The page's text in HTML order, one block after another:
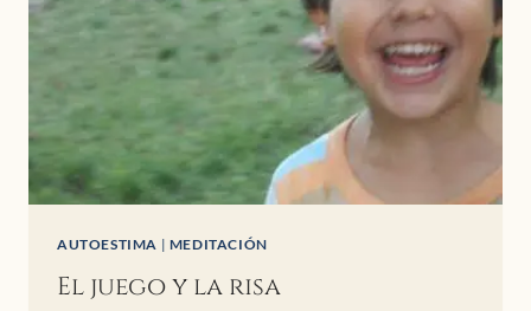
AUTOESTIMA | MEDITACIÓN
El juego y la risa